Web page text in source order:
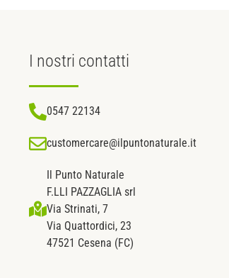
I nostri contatti
0547 22134
customercare@ilpuntonaturale.it
Il Punto Naturale
F.LLI PAZZAGLIA srl
Via Strinati, 7
Via Quattordici, 23
47521 Cesena (FC)